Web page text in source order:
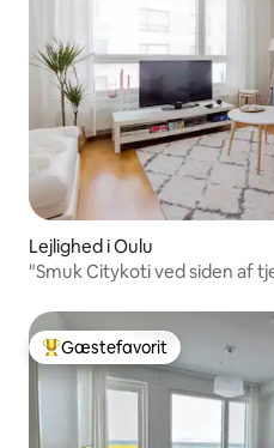
Lejlighed i Oulu
"Smuk Citykoti ved siden af
Bedste gæstefavorit
Gæstefavorit